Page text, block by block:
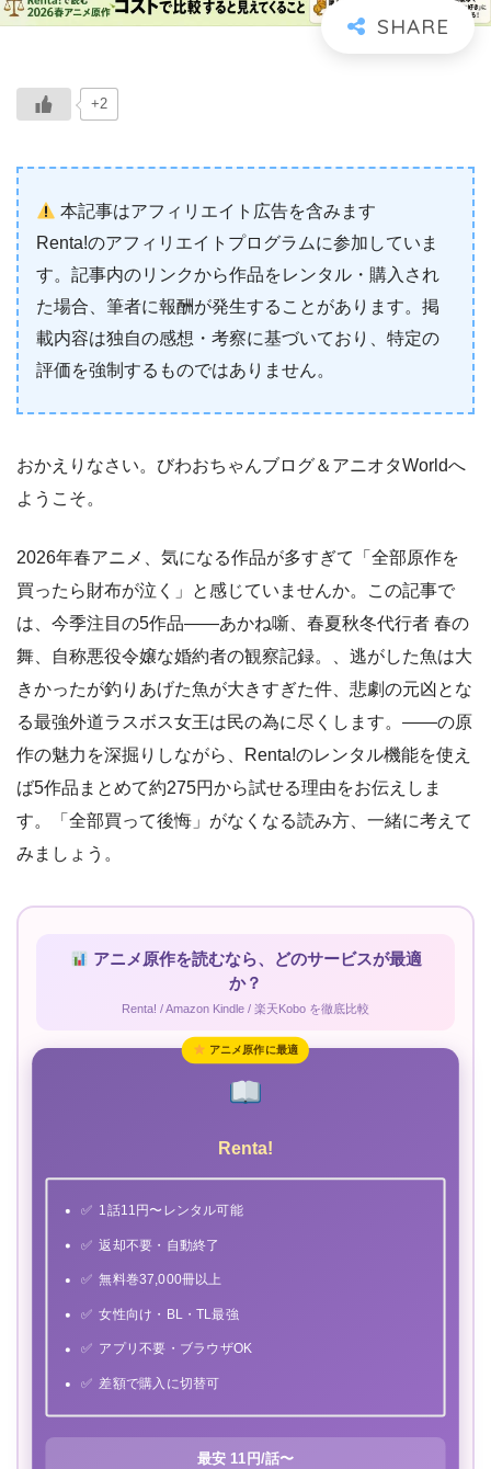
+2
本記事はアフィリエイト広告を含みます
Renta!のアフィリエイトプログラムに参加していま
す。記事内のリンクから作品をレンタル・購入され
た場合、筆者に報酬が発生することがあります。掲
載内容は独自の感想・考察に基づいており、特定の
評価を強制するものではありません。
おかえりなさい。びわおちゃんブログ＆アニオタWorldへ
ようこそ。
2026年春アニメ、気になる作品が多すぎて「全部原作を
買ったら財布が泣く」と感じていませんか。この記事で
は、今季注目の5作品――あかね噺、春夏秋冬代行者 春の
舞、自称悪役令嬢な婚約者の観察記録。、逃がした魚は大
きかったが釣りあげた魚が大きすぎた件、悲劇の元凶とな
る最強外道ラスボス女王は民の為に尽くします。――の原
作の魅力を深掘りしながら、Renta!のレンタル機能を使え
ば5作品まとめて約275円から試せる理由をお伝えしま
す。「全部買って後悔」がなくなる読み方、一緒に考えて
みましょう。
アニメ原作を読むなら、どのサービスが最適
か？
Renta! / Amazon Kindle / 楽天Kobo を徹底比較
アニメ原作に最適
Renta!
1話11円〜レンタル可能
返却不要・自動終了
無料巻37,000冊以上
女性向け・BL・TL最強
アプリ不要・ブラウザOK
差額で購入に切替可
最安 11円/話〜